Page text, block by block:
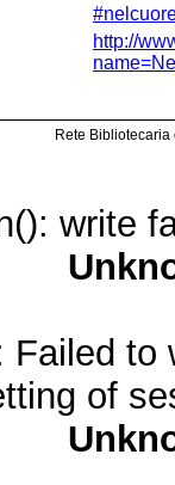
http://
Rete
write
Failed
of